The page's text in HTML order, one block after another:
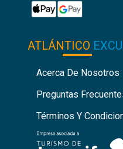
ATLÁNTICO
Acerca De Nosotros
Preguntas
Términos Y